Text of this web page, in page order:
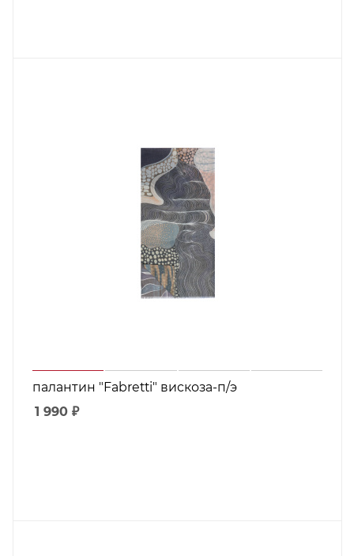
палантин "Fabretti" вискоза-п/э
1 990 ₽